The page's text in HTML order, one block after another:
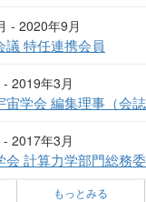
- 2020年9月
議 特任連携会員
2019年3月
宙学会 編集理事（会誌
2017年3月
会 計算力学部門総務
もっとみる